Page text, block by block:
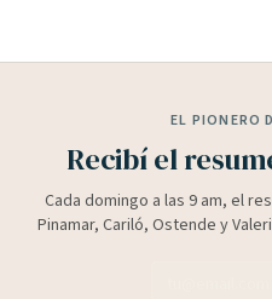
EL PIONERO
Recibí el
Cada domingo a las 9 am, el
Pinamar, Cariló, Ostende y